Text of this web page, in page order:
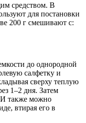
средством. В
для постановки
200 г смешивают с:
до однородной
салфетку и
сверху теплую
1–2 дня. Затем
И также можно
втирая его в